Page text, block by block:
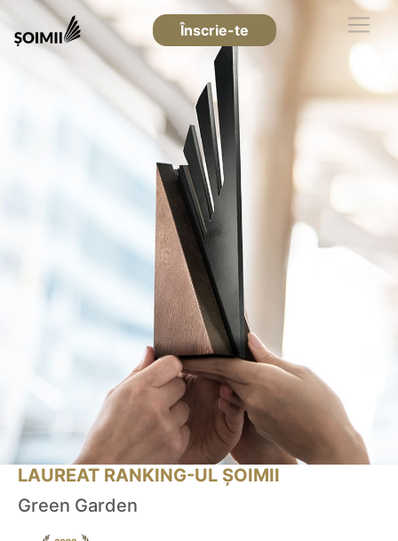
Înscrie-te
LAUREAT RANKING-UL ȘOIMII
Green Garden